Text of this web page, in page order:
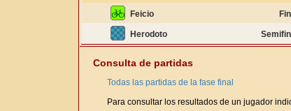
Feicio
Herodoto
Consulta de partidas
Todas las partidas de la fase final
Para consultar los resultados de un jugador